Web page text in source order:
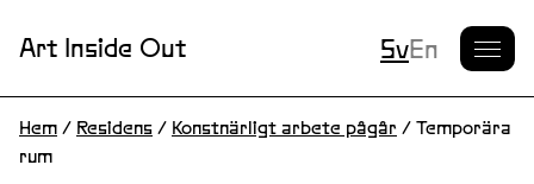
Art Inside Out Nuvarande
SvEn
Hem / Residens / Konstnärligt arbete pågår / Temporära
rum